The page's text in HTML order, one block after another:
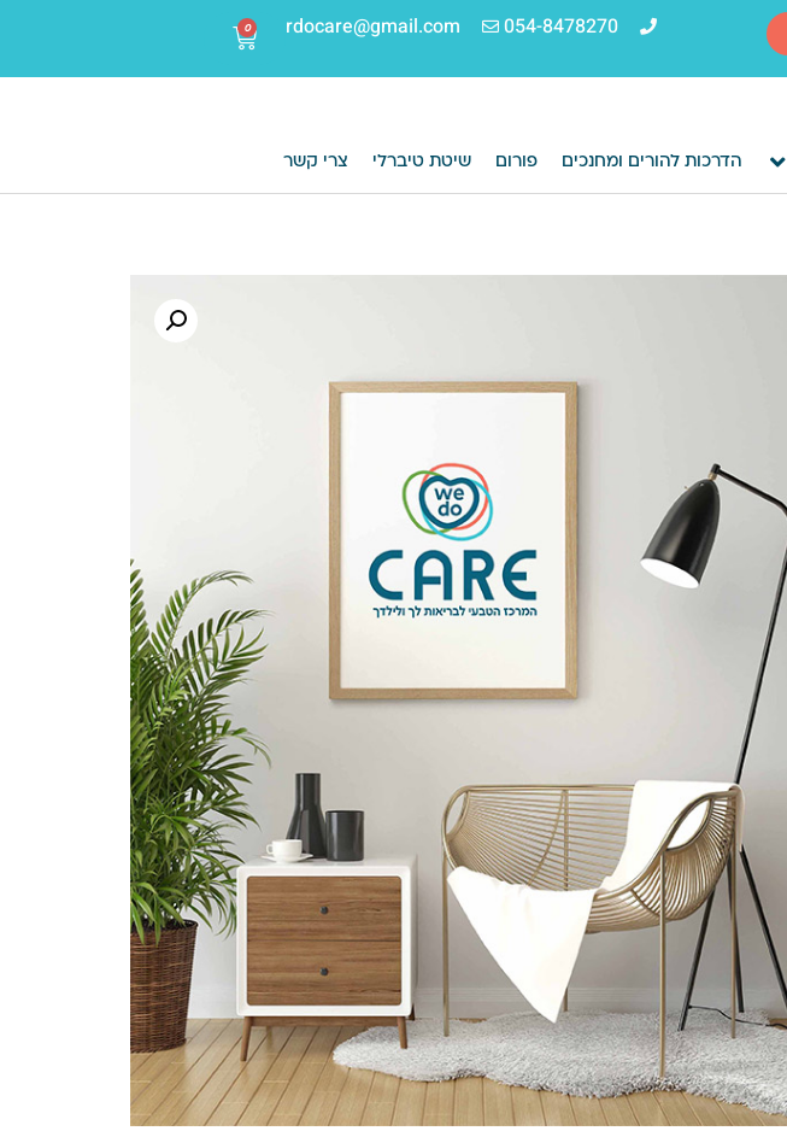
054-8478270
rdocare@gmail.com
0
הדרכות להורים ומחנכים פורום שיטת טיברלי צרי קשר